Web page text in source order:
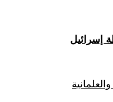
إسرائيل